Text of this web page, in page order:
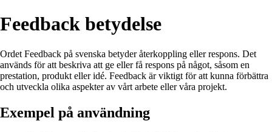
Feedback betydelse
Ordet Feedback på svenska betyder återkoppling eller respons. Det
används för att beskriva att ge eller få respons på något, såsom en
prestation, produkt eller idé. Feedback är viktigt för att kunna förbättra
och utveckla olika aspekter av vårt arbete eller våra projekt.
Exempel på användning